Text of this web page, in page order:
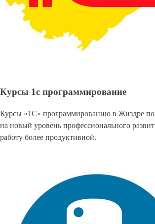
Курсы 1с программирование
Курсы «1С» программированию в Жиздре
на новый уровень профессионального
работу более продуктивной.